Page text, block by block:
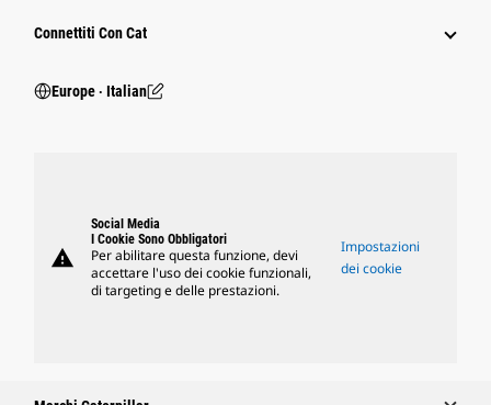
Connettiti Con Cat
Europe ‧ Italian
warning
Social Media
I Cookie Sono Obbligatori
Per abilitare questa funzione, devi
accettare l'uso dei cookie funzionali,
di targeting e delle prestazioni.
Impostazioni
dei cookie